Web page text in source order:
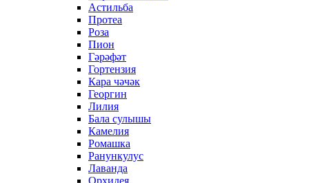
Астильба
Протеа
Роза
Пион
Гәрәфәт
Гортензия
Кара чәчәк
Георгин
Лилия
Бала сулышы
Камелия
Ромашка
Ранункулус
Лаванда
Орхидея